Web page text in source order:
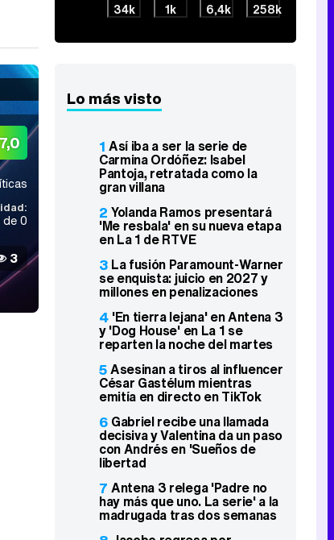
7,0
de 0
3
34k 1k 6,4k 258k
Lo más visto
1 Así iba a ser la serie de
Carmina Ordóñez: Isabel
Pantoja, retratada como la
gran villana
2 Yolanda Ramos presentará
'Me resbala' en su nueva etapa
en La 1 de RTVE
3 La fusión Paramount-Warner
se enquista: juicio en 2027 y
millones en penalizaciones
4 'En tierra lejana' en Antena 3
y 'Dog House' en La 1 se
reparten la noche del martes
5Asesinan a tiros al influencer
César Gastélum mientras
emitía en directo en TikTok
6 Gabriel recibe una llamada
decisiva y Valentina da un paso
con Andrés en 'Sueños de
libertad
7 Antena 3 relega 'Padre no
hay más que uno. La serie' a la
madrugada tras dos semanas